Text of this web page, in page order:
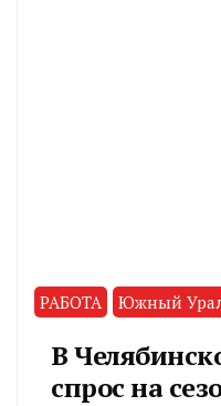
РАБОТА Южный
В
спрос на